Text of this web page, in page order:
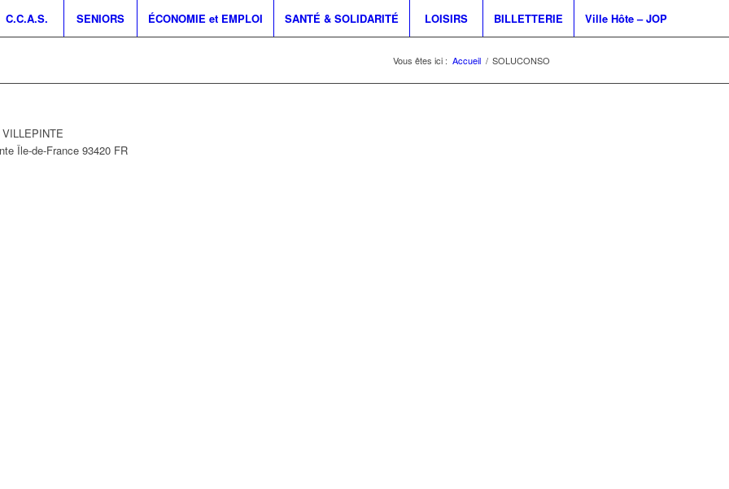
C.C.A.S. SENIORS ÉCONOMIE et EMPLOI SANTÉ & SOLIDARITÉ LOISIRS BILLETTERIE Ville Hôte – JOP
Vous êtes ici : Accueil / SOLUCONSO
Île-de-France 93420 FR